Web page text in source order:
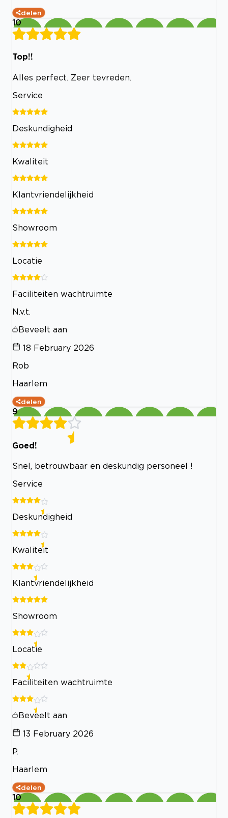
delen
10
Top!!
Alles perfect. Zeer tevreden.
Service
Deskundigheid
Kwaliteit
Klantvriendelijkheid
Showroom
Locatie
Faciliteiten wachtruimte
N.v.t.
Beveelt aan
18 February 2026
Rob
Haarlem
delen
9
Goed!
Snel, betrouwbaar en deskundig personeel !
Service
Deskundigheid
Kwaliteit
Klantvriendelijkheid
Showroom
Locatie
Faciliteiten wachtruimte
Beveelt aan
13 February 2026
P.
Haarlem
delen
10